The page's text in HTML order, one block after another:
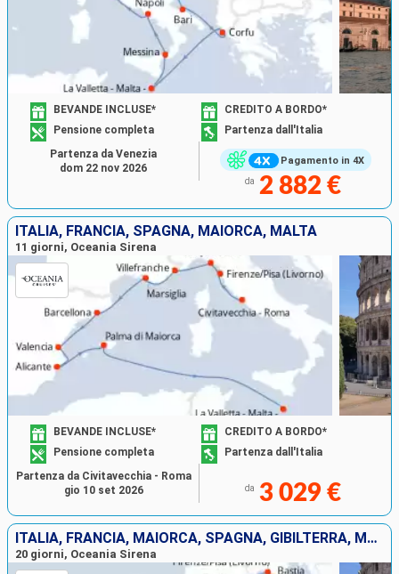
Pagamento in 4X
BEVANDE INCLUSE*
CREDITO A BORDO*
Pensione completa
Partenza dall'Italia
da 2 882 €
Partenza da Venezia
dom 22 nov 2026
ITALIA, FRANCIA, SPAGNA, MAIORCA, MALTA
11 giorni, Oceania Sirena
BEVANDE INCLUSE*
CREDITO A BORDO*
Pensione completa
Partenza dall'Italia
da 3 029 €
Partenza da Civitavecchia - Roma
gio 10 set 2026
ITALIA, FRANCIA, MAIORCA, SPAGNA, GIBILTERRA, MAROCCO, LANZAROTE, TENERIFE, PORTOGALLO
20 giorni, Oceania Sirena